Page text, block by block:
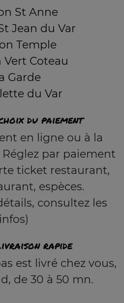
St Anne
Jean du Var
Temple
Vert Coteau
Garde
du Var
du paiement
en ligne ou à la
Réglez par paiement
ticket restaurant,
espèces.
consultez les
infos)
rapide
est livré chez vous,
de 30 à 50 mn.